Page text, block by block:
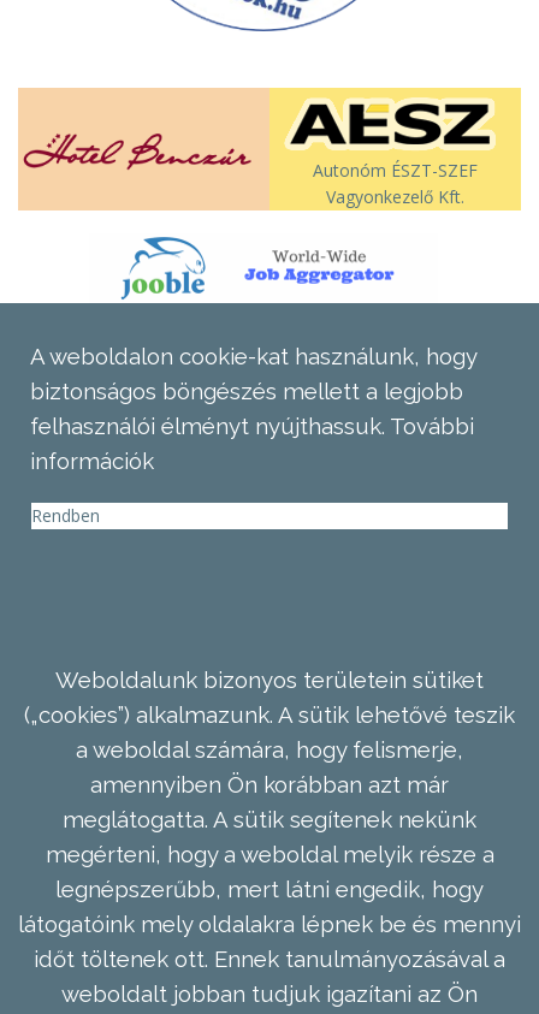
Autonóm ÉSZT-SZEF
Vagyonkezelő Kft.
A weboldalon cookie-kat használunk, hogy
biztonságos böngészés mellett a legjobb
felhasználói élményt nyújthassuk. További
információk
Rendben
Weboldalunk bizonyos területein sütiket
(„cookies”) alkalmazunk. A sütik lehetővé teszik
a weboldal számára, hogy felismerje,
amennyiben Ön korábban azt már
meglátogatta. A sütik segítenek nekünk
megérteni, hogy a weboldal melyik része a
legnépszerűbb, mert látni engedik, hogy
látogatóink mely oldalakra lépnek be és mennyi
időt töltenek ott. Ennek tanulmányozásával a
weboldalt jobban tudjuk igazítani az Ön